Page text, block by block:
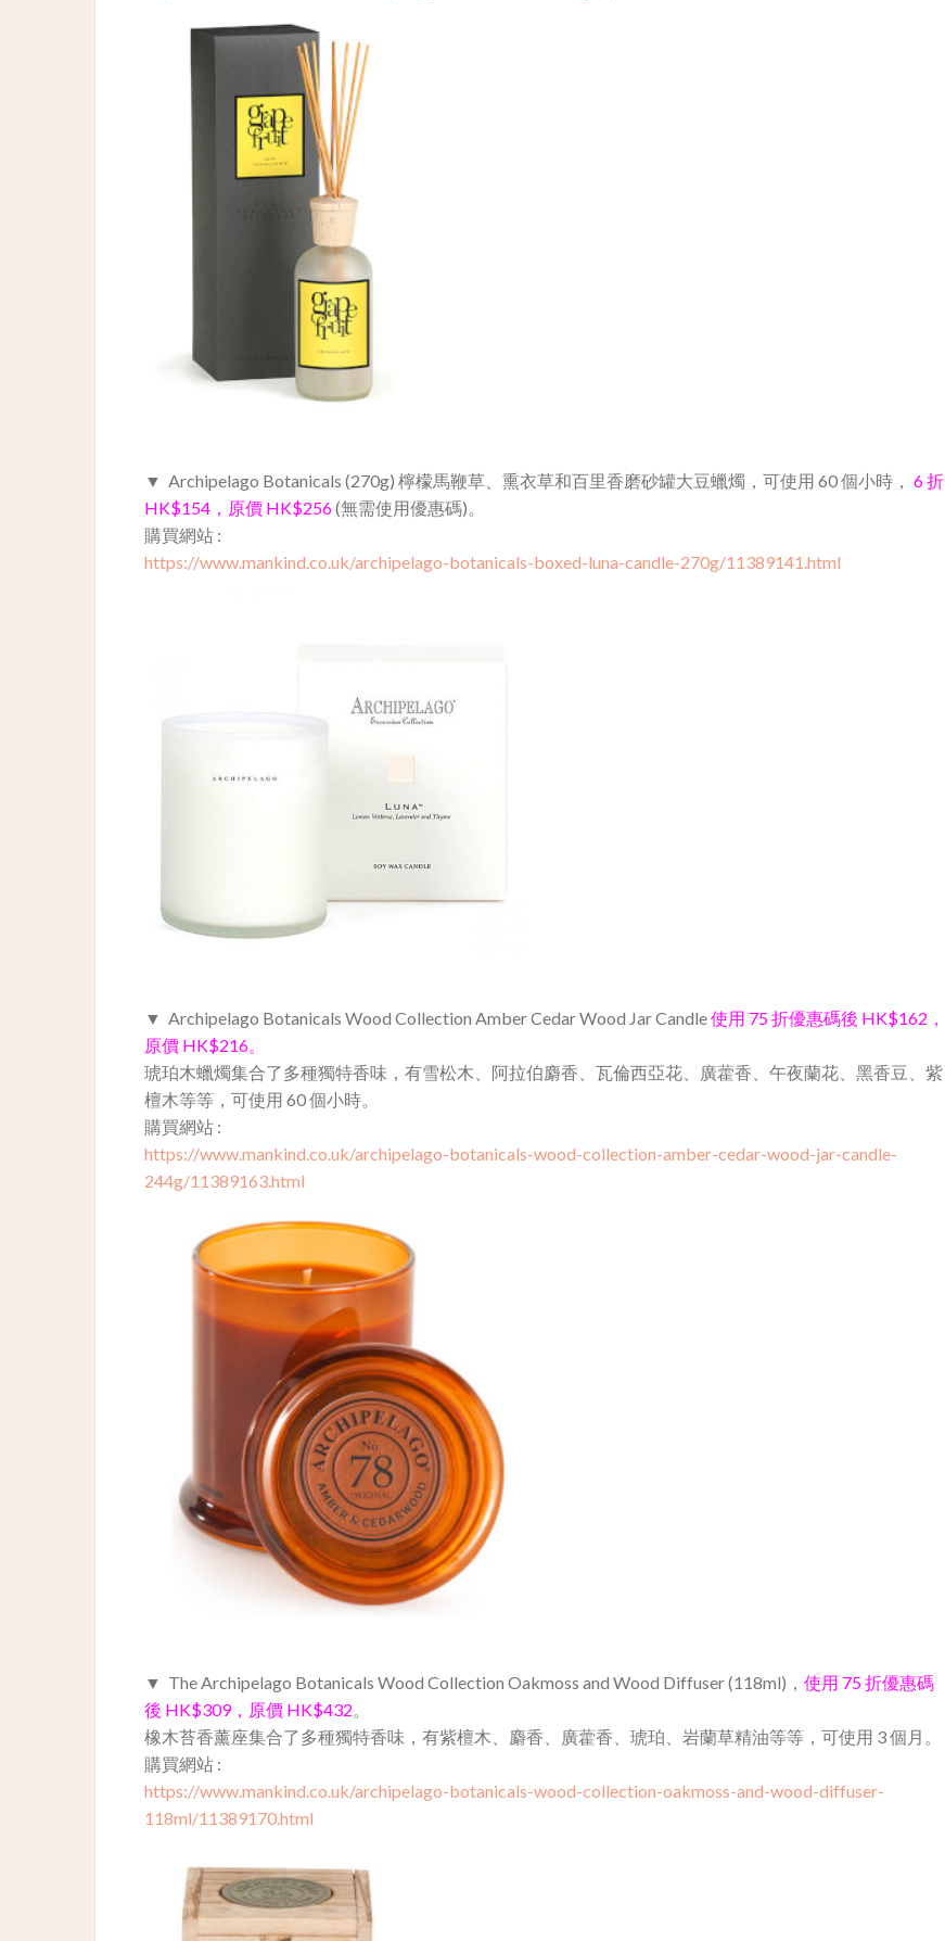
▼ Archipelago Botanicals (270g) 檸檬馬鞭草、熏衣草和百里香磨砂罐大豆蠟燭，可使用 60 個小時， 6 折
HK$154，原價 HK$256(無需使用優惠碼)。
購買網站 :
https://www.mankind.co.uk/archipelago-botanicals-boxed-luna-candle-270g/11389141.html
▼ Archipelago Botanicals Wood Collection Amber Cedar Wood Jar Candle使用 75 折優惠碼後 HK$162，
原價 HK$216。
琥珀木蠟燭集合了多種獨特香味，有雪松木、阿拉伯麝香、瓦倫西亞花、廣藿香、午夜蘭花、黑香豆、紫
檀木等等，可使用 60 個小時。
購買網站 :
https://www.mankind.co.uk/archipelago-botanicals-wood-collection-amber-cedar-wood-jar-candle-
244g/11389163.html
▼ The Archipelago Botanicals Wood Collection Oakmoss and Wood Diffuser (118ml) ， 使用 75 折優惠碼
後 HK$309，原價 HK$432。
橡木苔香薰座集合了多種獨特香味，有紫檀木、麝香、廣藿香、琥珀、岩蘭草精油等等，可使用 3 個月。
購買網站 :
https://www.mankind.co.uk/archipelago-botanicals-wood-collection-oakmoss-and-wood-diffuser-
118ml/11389170.html